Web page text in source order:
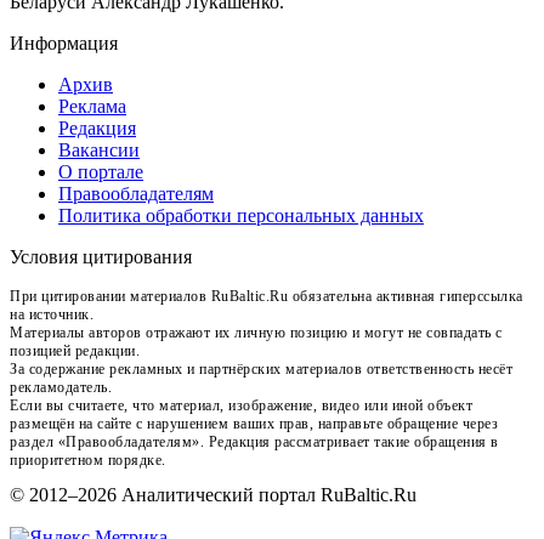
Информация
Архив
Реклама
Редакция
Вакансии
О портале
Правообладателям
Политика обработки персональных данных
Условия цитирования
При цитировании материалов RuBaltic.Ru обязательна активная гиперссылка
на источник.
Материалы авторов отражают их личную позицию и могут не совпадать с
позицией редакции.
За содержание рекламных и партнёрских материалов ответственность несёт
рекламодатель.
Если вы считаете, что материал, изображение, видео или иной объект
размещён на сайте с нарушением ваших прав, направьте обращение через
раздел «Правообладателям». Редакция рассматривает такие обращения в
приоритетном порядке.
© 2012–2026 Аналитический портал RuBaltic.Ru